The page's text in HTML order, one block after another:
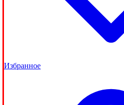
Избранное